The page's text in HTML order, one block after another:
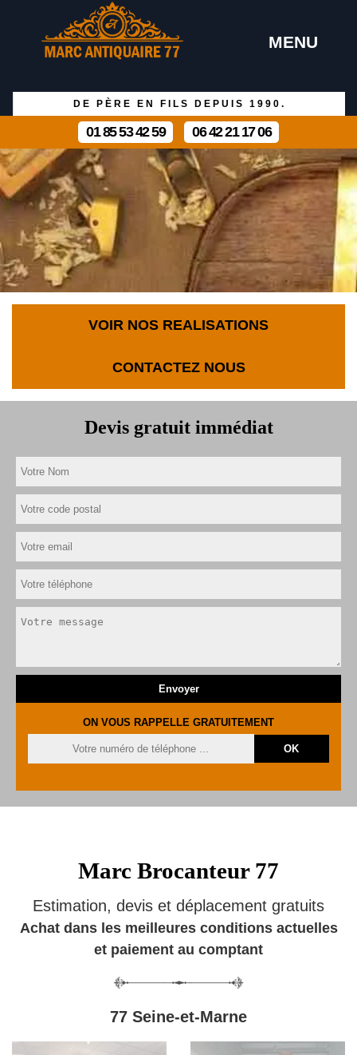
MENU
DE PÈRE EN FILS DEPUIS 1990.
01 85 53 42 59 06 42 21 17 06
VOIR NOS REALISATIONS
CONTACTEZ NOUS
Devis gratuit immédiat
ON VOUS RAPPELLE GRATUITEMENT
Marc Brocanteur 77
Estimation, devis et déplacement gratuits
Achat dans les meilleures conditions actuelles
et paiement au comptant
77 Seine-et-Marne